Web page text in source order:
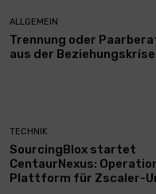
ALLGEMEIN
Trennung oder
aus der Beziehungskrise
TECHNIK
SourcingBlox startet
CentaurNexus:
Plattform für Zscaler-